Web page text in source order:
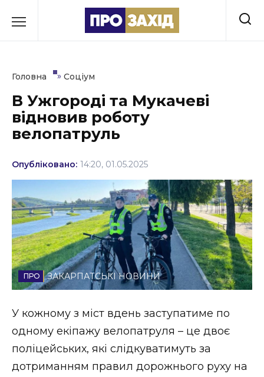
до
Культура
Освіта
Події
Політика
Соціум
Спорт
Стиль життя
Втрачений Ужгород (відеоверсія)
Головна » Соціум
В Ужгороді та Мукачеві
відновив роботу
велопатруль
Опубліковано: 14:20, 01.05.2025
ЗАКАРПАТСЬКІ НОВИНИ
У кожному з міст вдень заступатиме по
одному екіпажу велопатруля – це двоє
поліцейських, які слідкуватимуть за
дотриманням правил дорожнього руху на